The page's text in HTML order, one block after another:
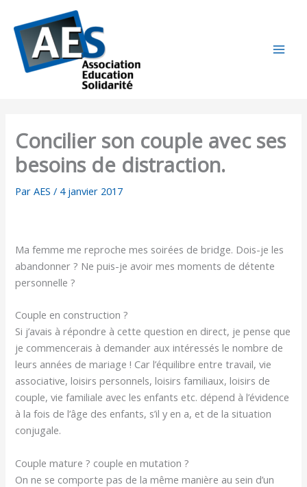
contenu
Concilier son couple avec ses
besoins de distraction.
ParAES/ 4 janvier 2017
Ma femme me reproche mes soirées de bridge. Dois-je les
abandonner ? Ne puis-je avoir mes moments de détente
personnelle ?
Couple en construction ?
Si j’avais à répondre à cette question en direct, je pense que
je commencerais à demander aux intéressés le nombre de
leurs années de mariage ! Car l’équilibre entre travail, vie
associative, loisirs personnels, loisirs familiaux, loisirs de
couple, vie familiale avec les enfants etc. dépend à l’évidence
à la fois de l’âge des enfants, s’il y en a, et de la situation
conjugale.
Couple mature ? couple en mutation ?
On ne se comporte pas de la même manière au sein d’un